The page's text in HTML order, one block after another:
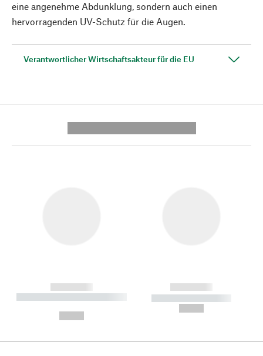
eine angenehme Abdunklung, sondern auch einen
hervorragenden UV-Schutz für die Augen.
Verantwortlicher Wirtschaftsakteur für die EU
------------
----------- ----------- --------
------------
----------- -----------